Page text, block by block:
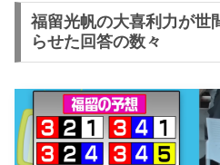
福留光帆の大喜利力が世
らせた回答の数々